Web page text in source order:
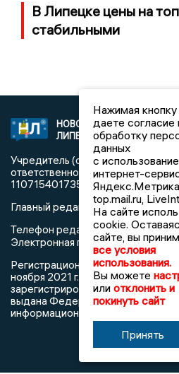
В Липецке цены на
стабильными
НОВОСТИ
ЛИПЕЦКА
2021 ©
«Новости
Учредитель (соучредители):
ответственностью
1107154017354)
Главный редактор: Герцог Е.Г.
Телефон редакции: +7 903 699
Электронная почта редакции:
Регистрационный номер: серия
ноября 2021 г. согласно выписке
зарегистрированных средств
выдана Федеральной службой по
информационных технологий и
Нажимая
даете согласие
обработку
данных
с
интернет-
top.mail.ru,
На сайте
cookie.
сайте, вы
все условия
использования.
Вы можете
или отклонить и
покинуть сайт
Принять